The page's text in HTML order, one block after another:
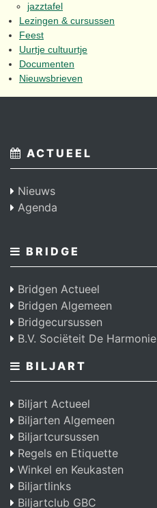
jazztafel
Lezingen & cursussen
Feest
Uurtje cultuurtje
Documenten
Nieuwsbrieven
ACTUEEL
Nieuws
Agenda
BRIDGE
Bridgen Actueel
Bridgen Algemeen
Bridgecursussen
B.V. Sociëteit De Harmonie
BILJART
Biljart Actueel
Biljarten Algemeen
Biljartcursussen
Regels en Etiquette
Winkel en Keukasten
Biljartlinks
Biljartclub GBC